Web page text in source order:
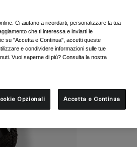
selezionato
Taglia
Ci aiutano a ricordarti, personalizzare la tua
che ti interessa e inviarti le
su "Accetta e Continua", accetti queste
e condividere informazioni sulle tue
Vuoi saperne di più? Consulta la nostra
Opzionali Accetta e Continua